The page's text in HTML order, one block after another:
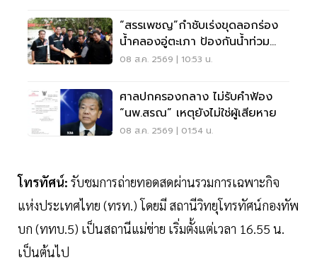
“สรรเพชญ”กำชับเร่งขุดลอกร่อง
น้ำคลองอู่ตะเภา ป้องกันน้ำท่วม
สงขลา
08 ส.ค. 2569 | 10:53 น.
ศาลปกครองกลาง ไม่รับคำฟ้อง
“นพ.สรณ” เหตุยังไม่ใช่ผู้เสียหาย
08 ส.ค. 2569 | 01:54 น.
โทรทัศน์: รับชมการถ่ายทอดสดผ่านรวมการเฉพาะกิจ
แห่งประเทศไทย (ทรท.) โดยมี สถานีวิทยุโทรทัศน์กองทัพ
บก (ททบ.5) เป็นสถานีแม่ข่าย เริ่มตั้งแต่เวลา 16.55 น.
เป็นต้นไป